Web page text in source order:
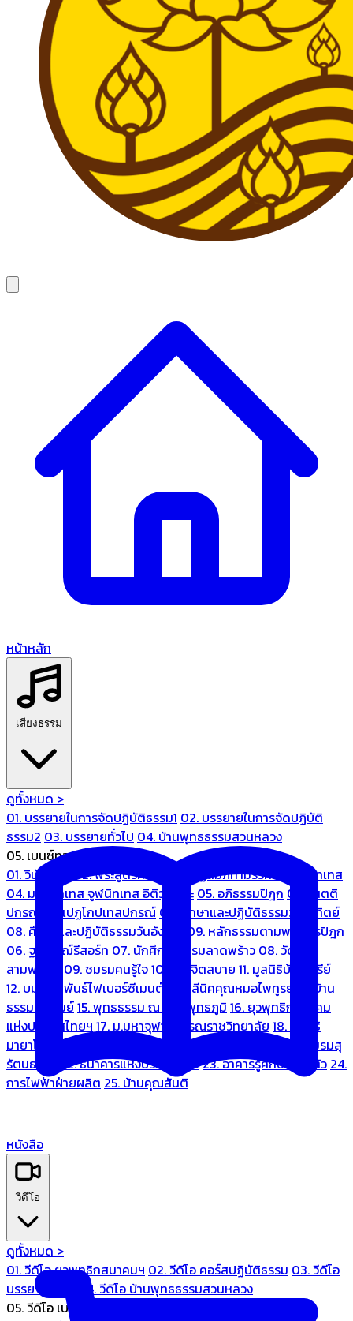
หน้าหลัก
เสียงธรรม
ดูทั้งหมด >
01. บรรยายในการจัดปฏิบัติธรรม1 02. บรรยายในการจัดปฏิบัติ
ธรรม2 03. บรรยายทั่วไป 04. บ้านพุทธธรรมสวนหลวง
05. เบนซ์ทองหล่อ
01. วินัยปิฎก
02. พระสูตรศึกษา
03. ปฏิสัมภิทามรรคและจูฬนิทเทส
04. มหานิทเทส จูฬนิทเทส อิติวุตตกะ 05. อภิธรรมปิฎก 06. เนตติ
ปกรณ์ และเปฏโกปเทสปกรณ์ 07. ศึกษาและปฏิบัติธรรมวันอาทิตย์
08. ศึกษาและปฏิบัติธรรมวันอังคาร
09. หลักธรรมตามพระไตรปิฎก
06. ฐณิชาฌ์รีสอร์ท 07. นักศึกษาธรรมลาดพร้าว 08. วัด
สามพระยา
09. ชมรมคนรู้ใจ10. บ้านจิตสบาย 11. มูลนิธิบ้านอารีย์
12. บมจ.มหพันธ์ไฟเบอร์ซีเมนต์
13. คลีนิคคุณหมอไพทูรย์
14. บ้าน
ธรรมะรื่นรมย์15. พุทธธรรม ณ แดนพุทธภูมิ 16. ยุวพุทธิกสมาคม
แห่งประเทศไทยฯ 17. ม.มหาจุฬาลงกรณราชวิทยาลัย 18. มูลนิธิ
มายาโคตมี
19. ariya wellness center
21. ชมรมสุ
รัตนธรรม
22. ธนาคารแห่งประเทศไทย23. อาคารรู้ศึกษารู้สึกตัว 24.
การไฟฟ้าฝ่ายผลิต 25. บ้านคุณสันติ
หนังสือ
วีดีโอ
ดูทั้งหมด >
01. วีดีโอ ยุวพุทธิกสมาคมฯ 02. วีดีโอ คอร์สปฏิบัติธรรม 03. วีดีโอ
บรรยายทั่วไป
04. วีดีโอ บ้านพุทธธรรมสวนหลวง
05. วีดีโอ เบนซ์ทองหล่อ